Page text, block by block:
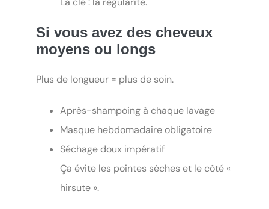
Si vous avez des cheveux
moyens ou longs
Plus de longueur = plus de soin.
Après-shampoing à chaque lavage
Masque hebdomadaire obligatoire
Séchage doux impératif
Ça évite les pointes sèches et le côté «
hirsute ».